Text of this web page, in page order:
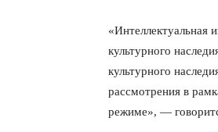
«Интеллектуальная
культурного
культурного
рассмотрения в
режиме», —